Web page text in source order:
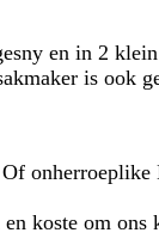
en in 2
is ook
koste om ons